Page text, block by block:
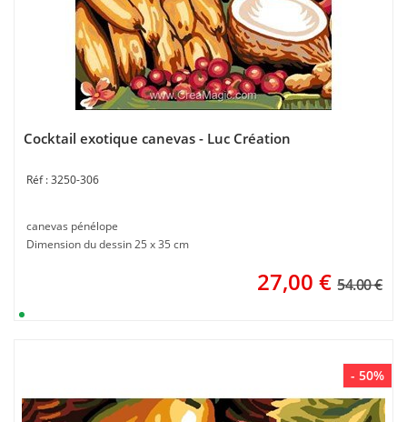
Cocktail exotique canevas - Luc Création
3250-306
canevas pénélope
Dimension du dessin 25 x 35 cm
27,00 € 54.00 €
- 50%